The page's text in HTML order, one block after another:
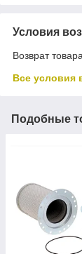
Условия
Возврат
Все условия
Подобные